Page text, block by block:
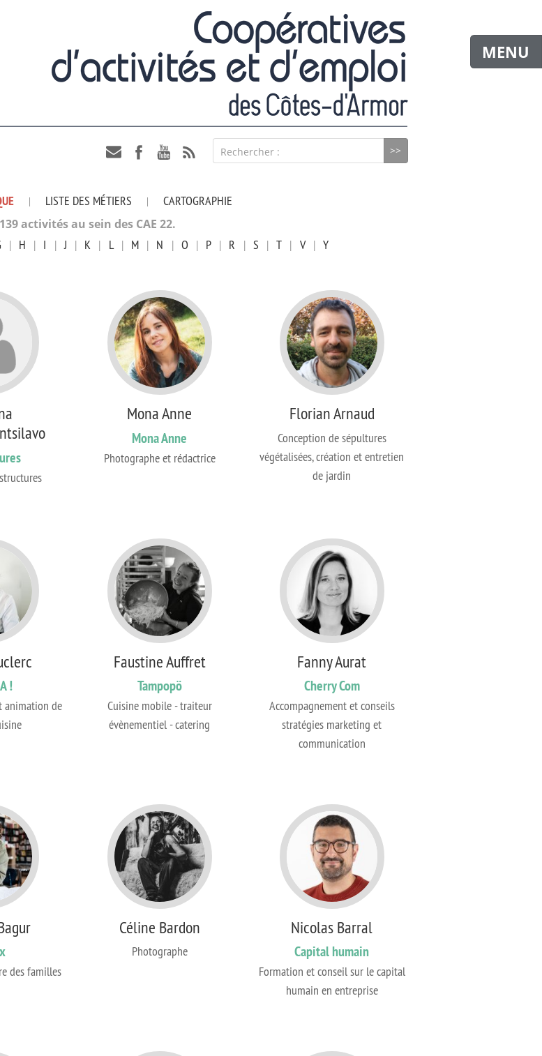
Rechercher :
MENU
| LISTE DES MÉTIERS | CARTOGRAPHIE
activités au sein des CAE 22.
| H | I | J | K | L | M | N | O | P | R | S | T | V | Y
Mona Anne
Mona Anne
Photographe et rédactrice
Florian Arnaud
Conception de sépultures
végétalisées, création et entretien
de jardin
!
animation de
Faustine Auffret
Tampopö
Cuisine mobile - traiteur
évènementiel - catering
Fanny Aurat
Cherry Com
Accompagnement et conseils
stratégies marketing et
communication
des familles
Céline Bardon
Photographe
Nicolas Barral
Capital humain
Formation et conseil sur le capital
humain en entreprise